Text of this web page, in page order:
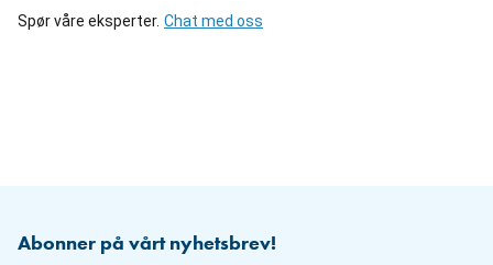
Spør våre eksperter. Chat med oss
Abonner på vårt nyhetsbrev!